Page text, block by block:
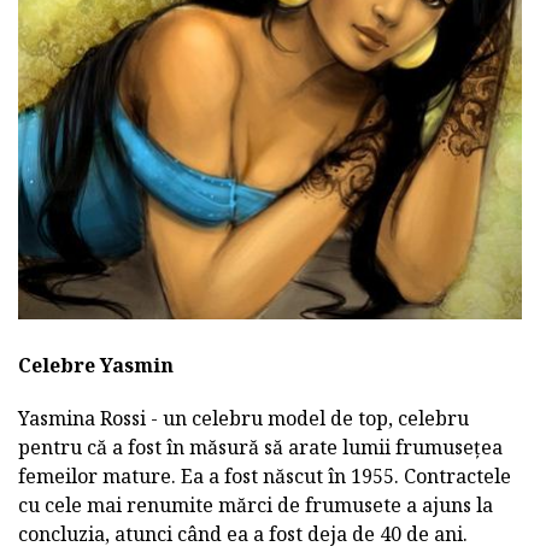
Celebre Yasmin
Yasmina Rossi - un celebru model de top, celebru
pentru că a fost în măsură să arate lumii frumusețea
femeilor mature. Ea a fost născut în 1955. Contractele
cu cele mai renumite mărci de frumusete a ajuns la
concluzia, atunci când ea a fost deja de 40 de ani.